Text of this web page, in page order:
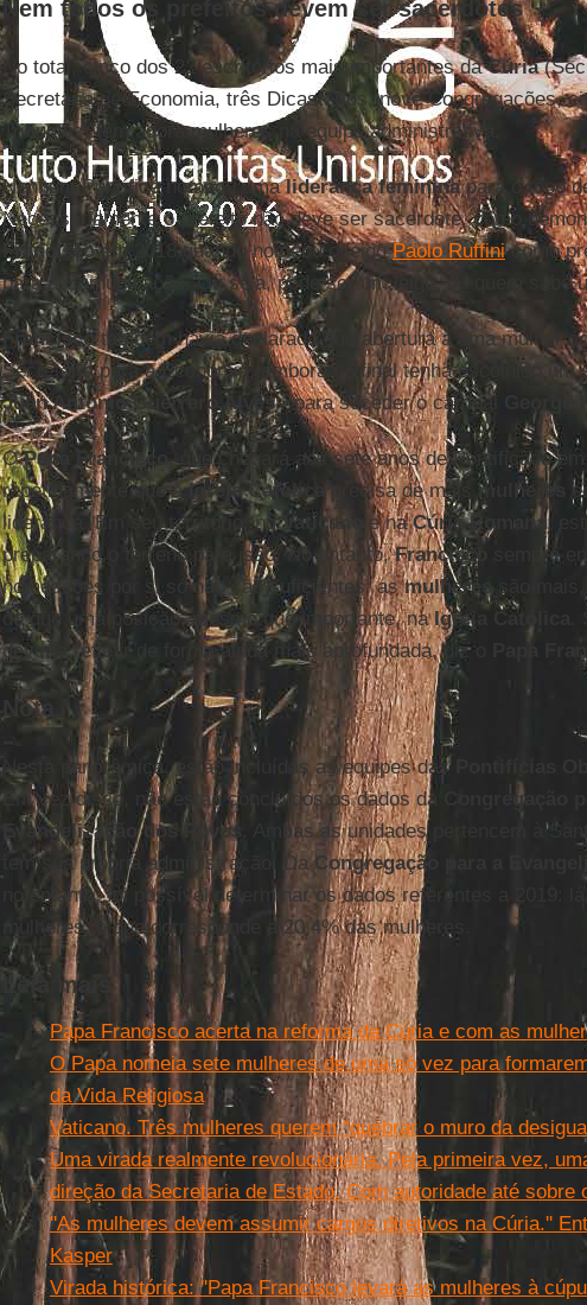
Nem todos os prefeitos devem ser sacerdotes
No total, cinco dos 22 escritórios mais importantes daCúria
Secretaria de Economia, três Dicastérios, nove Congregações,
Tribunais) têm agora mulheres na equipe administrativa.
Nenhum Pontífice nomeou umaliderança femininapara o topo
Necessariamente o prefeito não deve ser sacerdote, como
Franciscoem 2018 quando nomeou o leigoPaolo Ruffinicomo
para a Comunicação. Ou seja, pode ser um leigo, ou quem sabe
Franciscotambém havia declarado sua abertura a uma mulher
Secretaria para a Economia, embora no final tenha escolhido um
Juan Antonio Guerrero Alves- para suceder o cardeal George
OPapa Francisco , que chegará aos sete anos de Pontificado
repetidamente que aIgreja Católica precisa de mais mulheres
liderança. Em seu território, noVaticano e naCúria Romana,
preparando o terreno para isso. No entanto,Francisco
sempre
nomeações por si só não são suficientes: asmulheres
são
do que uma posição, mesmo que importante, naIgreja Católica
deveria refletir de forma ainda mais aprofundada, diz o
Papa
Nota
Nesta panorâmica, estão incluídas as equipes das Pontifícias
Em vez disso, não estão concluídos os dados da
Congregação
Evangelização dos Povos
. Ambas as unidades pertencem à
tem sua própria administração. DaCongregação para a
no entanto, foi possível determinar os dados referentes a 2019:
mulheres, o que corresponde a 20,4% das mulheres.
Leia mais
Papa Francisco acerta na reforma da Cúria e com as
O Papa nomeia sete mulheres de uma só vez para
da Vida Religiosa
Vaticano. Três mulheres querem “quebrar o muro da
Uma virada realmente revolucionária. Pela primeira vez,
direção da Secretaria de Estado. Com autoridade até sobre
''As mulheres devem assumir cargos diretivos na Cúria.''
Kasper
Virada histórica: ''Papa Francisco levará as mulheres à